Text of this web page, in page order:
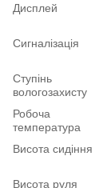
Дисплей
Сигналізація
Ступінь
вологозахисту
Робоча
температура
Висота сидіння
Висота руля